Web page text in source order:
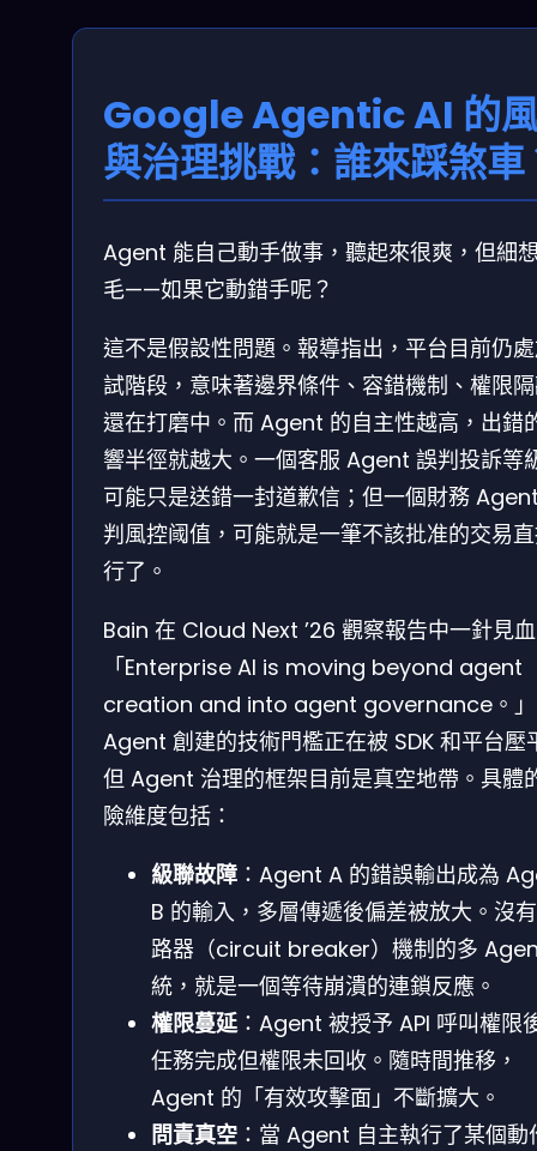
Google Agentic AI 的
與治理挑戰：誰來踩煞車
Agent 能自己動手做事，聽起來很爽，但細
毛——如果它動錯手呢？
這不是假設性問題。報導指出，平台目前仍
試階段，意味著邊界條件、容錯機制、權限
還在打磨中。而 Agent 的自主性越高，出錯
響半徑就越大。一個客服 Agent 誤判投訴等
可能只是送錯一封道歉信；但一個財務
判風控阈值，可能就是一筆不該批准的交易
行了。
Bain 在 Cloud Next ’26 觀察報告中一針見
「Enterprise AI is moving beyond agent
creation and into agent governance。」
Agent 創建的技術門檻正在被 SDK 和平台壓
但 Agent 治理的框架目前是真空地帶。具體
險維度包括：
級聯故障 ：Agent A 的錯誤輸出成為
B 的輸入，多層傳遞後偏差被放大。沒
路器（circuit breaker）機制的多
統，就是一個等待崩潰的連鎖反應。
權限蔓延：Agent 被授予 API 呼叫權限
任務完成但權限未回收。隨時間推移，
Agent 的「有效攻擊面」不斷擴大。
問責真空 ：當 Agent 自主執行了某個動